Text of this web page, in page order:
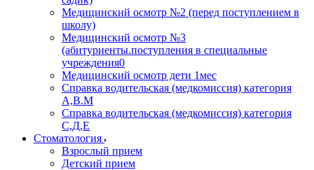
Медицинский осмотр №2 (перед поступлением в
школу)
Медицинский осмотр №3
(абитуриенты.поступления в специальные
учреждения0
Медицинский осмотр дети 1мес
Справка водительская (медкомиссия) категория
А,В.М
Справка водительская (медкомиссия) категория
С,Д,Е
Стоматология
Взрослый прием
Детский прием